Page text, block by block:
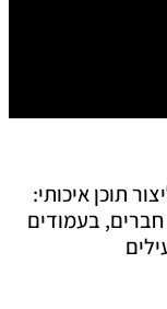
תוכן איכותי:
בעמודים